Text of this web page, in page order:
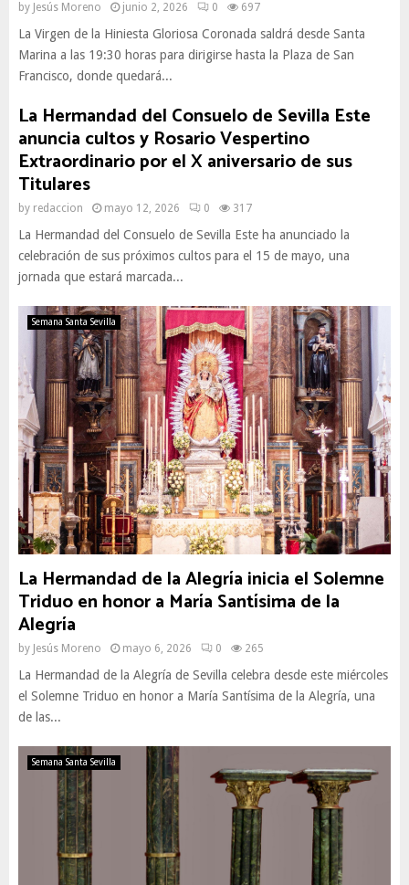
by Jesús Moreno junio 2, 2026 0 697
La Virgen de la Hiniesta Gloriosa Coronada saldrá desde Santa
Marina a las 19:30 horas para dirigirse hasta la Plaza de San
Francisco, donde quedará...
La Hermandad del Consuelo de Sevilla Este
anuncia cultos y Rosario Vespertino
Extraordinario por el X aniversario de sus
Titulares
by redaccion mayo 12, 2026 0 317
La Hermandad del Consuelo de Sevilla Este ha anunciado la
celebración de sus próximos cultos para el 15 de mayo, una
jornada que estará marcada...
Semana Santa Sevilla
La Hermandad de la Alegría inicia el Solemne
Triduo en honor a María Santísima de la
Alegría
by Jesús Moreno mayo 6, 2026 0 265
La Hermandad de la Alegría de Sevilla celebra desde este miércoles
el Solemne Triduo en honor a María Santísima de la Alegría, una
de las...
Semana Santa Sevilla